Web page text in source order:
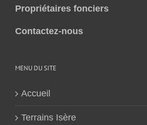
Propriétaires fonciers
Contactez-nous
MENU DU SITE
Accueil
Terrains Isère